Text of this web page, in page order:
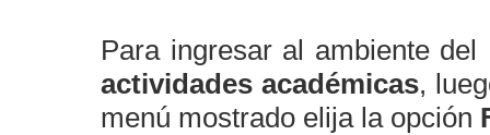
Para ingresar al ambiente
actividades académicas,
menú mostrado elija la opción